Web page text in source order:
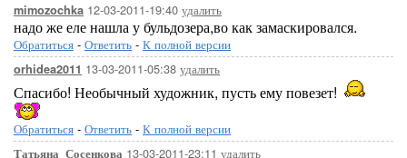
mimozochka 12-03-2011-19:40 удалить
надо же еле нашла у бульдозера,во как замаскировался.
Обратиться - Ответить - К полной версии
orhidea2011 13-03-2011-05:38 удалить
Спасибо! Необычный художник, пусть ему повезет!
Обратиться - Ответить - К полной версии
Татьяна_Сосенкова 13-03-2011-23:11 удалить